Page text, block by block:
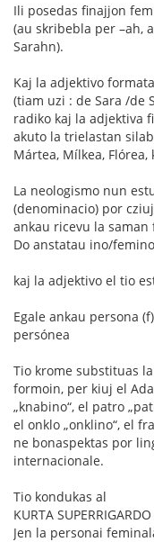
Ili posedas finajjon
(au skribebla per –ah,
Sarahn).
Kaj la adjektivo
(tiam uzi : de Sara /de
radiko kaj la adjektiva
akuto la trielastan
Mártea, Mílkea, Flórea,
La neologismo nun
(denominacio) por
ankau ricevu la
Do anstatau ino/
kaj la adjektivo el tio
Egale ankau persona
persónea
Tio krome substituas
formoin, per kiuj el
„knabino“, el patro
el onklo „onklino“, el
ne bonaspektas por
internacionale.
Tio kondukas al
KURTA
Jen la personai